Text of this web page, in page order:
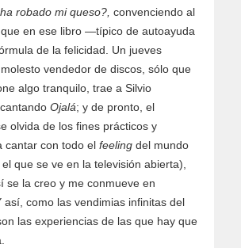
robado mi queso?, convenciendo al
en ese libro —típico de autoayuda
de la felicidad. Un jueves
vendedor de discos, sólo que
algo tranquilo, trae a Silvio
Ojalá; y de pronto, el
olvida de los fines prácticos y
cantar con todo el feeling del mundo
que se ve en la televisión abierta),
se la creo y me conmueve en
así, como las vendimias infinitas del
las experiencias de las que hay que